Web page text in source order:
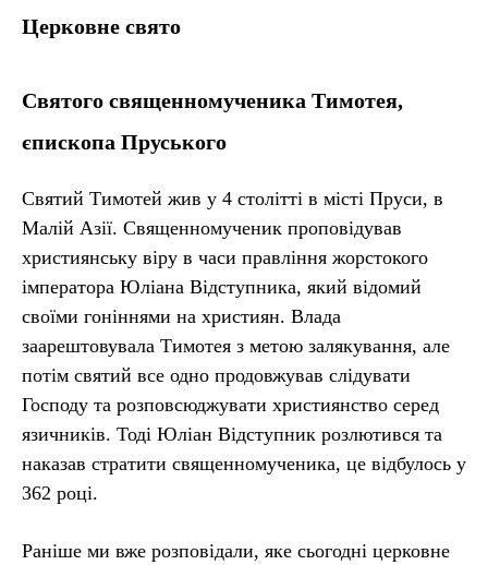
Церковне свято
Святого священномученика Тимотея,
єпископа Пруського
Святий Тимотей жив у 4 столітті в місті Пруси, в
Малій Азії. Священномученик проповідував
християнську віру в часи правління жорстокого
імператора Юліана Відступника, який відомий
своїми гоніннями на християн. Влада
заарештовувала Тимотея з метою залякування, але
потім святий все одно продовжував слідувати
Господу та розповсюджувати християнство серед
язичників. Тоді Юліан Відступник розлютився та
наказав стратити священномученика, це відбулось у
362 році.
Раніше ми вже розповідали, яке сьогодні церковне